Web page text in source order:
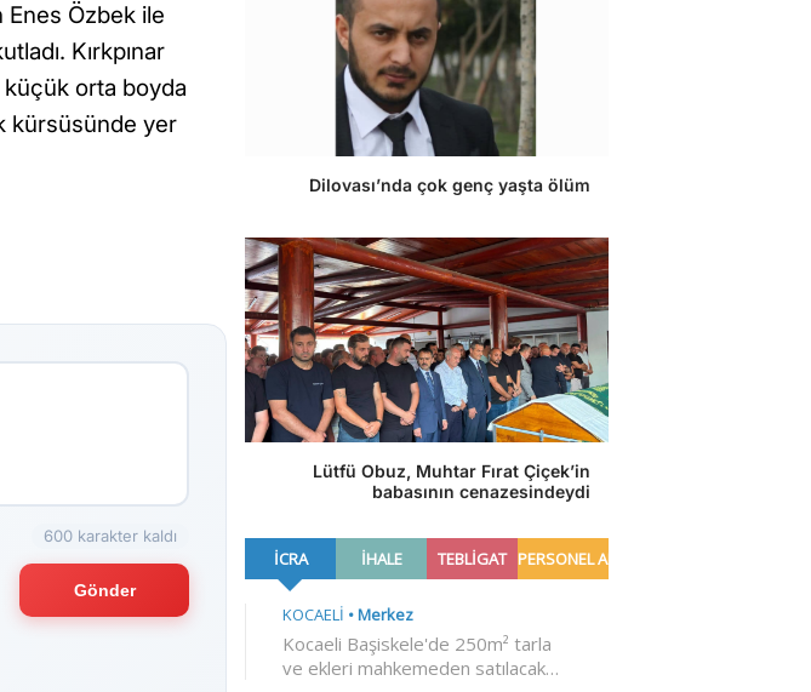
Enes Özbek ile
Kırkpınar
küçük orta boyda
kürsüsünde yer
600 karakter kaldı
Gönder
Dilovası’nda çok genç yaşta ölüm
Lütfü Obuz, Muhtar Fırat Çiçek’in
babasının cenazesindeydi